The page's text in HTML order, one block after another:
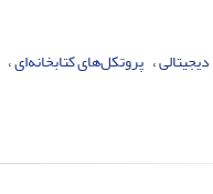
پروتکل‌های کتابخانه‌ای